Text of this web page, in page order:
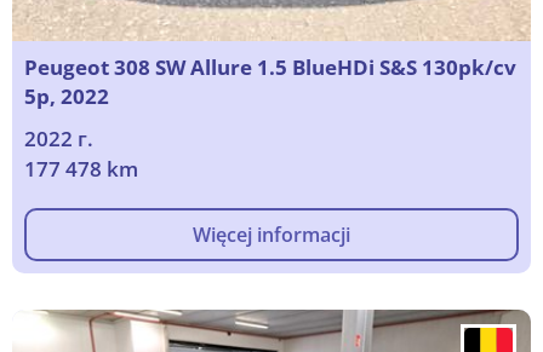
Peugeot 308 SW Allure 1.5 BlueHDi S&S 130pk/cv
5p, 2022
2022 г.
177 478 km
Więcej informacji